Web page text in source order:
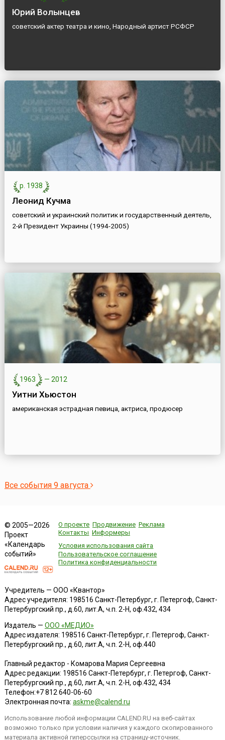
Юрий Волынцев
советский актер театра и кино, Народный артист РСФСР
р. 1938
Леонид Кучма
советский и украинский политик и государственный деятель,
2-й Президент Украины (1994-2005)
1963 — 2012
Уитни Хьюстон
американская эстрадная певица, актриса, продюсер
Все события 9 августа
© 2005—2026
Проект
«Календарь
событий»
О проекте Продвижение Реклама
Контакты Информеры
Условия использования сайта
Пользовательское соглашение
Политика конфиденциальности
Учредитель — ООО «Квантор»
Адрес учредителя: 198516 Санкт-Петербург, г. Петергоф, Санкт-
Петербургский пр., д.60, лит.А, ч.п. 2-Н, оф.432, 434
Издатель — ООО «МЕДИО»
Адрес издателя: 198516 Санкт-Петербург, г. Петергоф, Санкт-
Петербургский пр., д.60, лит.А, ч.п. 2-Н, оф.440
Главный редактор - Комарова Мария Сергеевна
Адрес редакции: 198516 Санкт-Петербург, г. Петергоф, Санкт-
Петербургский пр., д.60, лит.А, ч.п. 2-Н, оф.432, 434
Телефон:+7 812 640-06-60
Электронная почта: askme@calend.ru
Использование любой информации CALEND.RU на веб-сайтах
возможно только при условии наличия у каждого скопированного
материала активной гиперссылки на страницу-источник.